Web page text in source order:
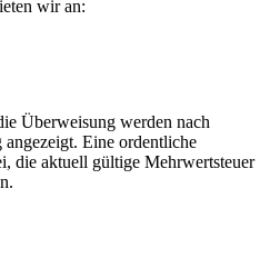
wir an:
Überweisung werden nach
Eine ordentliche
die aktuell gültige Mehrwertsteuer